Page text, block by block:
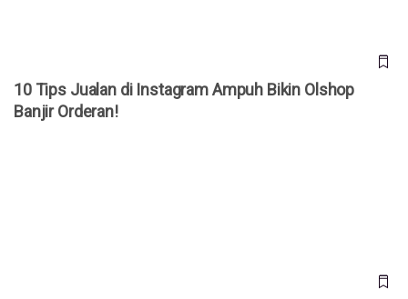
10 Tips Jualan di Instagram Ampuh Bikin Olshop
Banjir Orderan!